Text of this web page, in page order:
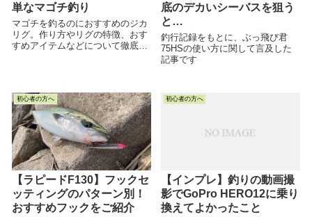
単なマゴチ釣り
マゴチを釣るのにおすすめのジカ
リグ。作り方やリグの特徴、おす
すめアイテムなどについて徹底的
底のデカいシーバスを狙う
と…
釣行記録をもとに、ぶっ飛び君
75HSの使い方に関して言及した
記事です
初心者の方へ
【ラピードF130】フックセ
ッティングのパターン別！
おすすめフックをご紹介
初心者の方へ
【インプレ】釣りの動画撮
影でGoPro HERO12に乗り
換えてよかったこと